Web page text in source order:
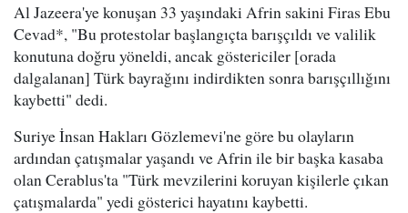
Al Jazeera'ye konuşan 33 yaşındaki Afrin sakini Firas Ebu
Cevad*, "Bu protestolar başlangıçta barışçıldı ve valilik
konutuna doğru yöneldi, ancak göstericiler [orada
dalgalanan] Türk bayrağını indirdikten sonra barışçıllığını
kaybetti" dedi.
Suriye İnsan Hakları Gözlemevi'ne göre bu olayların
ardından çatışmalar yaşandı ve Afrin ile bir başka kasaba
olan Cerablus'ta "Türk mevzilerini koruyan kişilerle çıkan
çatışmalarda" yedi gösterici hayatını kaybetti.